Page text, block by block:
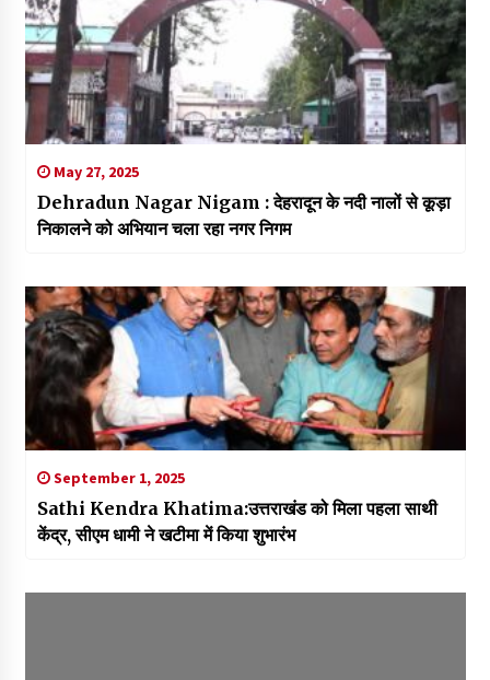
May 27, 2025
Dehradun Nagar Nigam : देहरादून के नदी नालों से कूड़ा
निकालने को अभियान चला रहा नगर निगम
September 1, 2025
Sathi Kendra Khatima:उत्तराखंड को मिला पहला साथी
केंद्र, सीएम धामी ने खटीमा में किया शुभारंभ